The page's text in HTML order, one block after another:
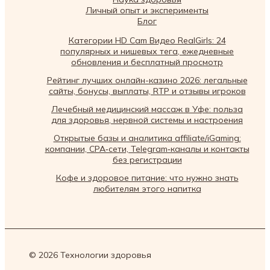
Личный опыт и эксперименты
Блог
Категории HD Cam Видео RealGirls: 24
популярных и нишевых тега, ежедневные
обновления и бесплатный просмотр
Рейтинг лучших онлайн-казино 2026: легальные
сайты, бонусы, выплаты, RTP и отзывы игроков
Лечебный медицинский массаж в Уфе: польза
для здоровья, нервной системы и настроения
Открытые базы и аналитика affiliate/iGaming:
компании, CPA‑сети, Telegram‑каналы и контакты
без регистрации
Кофе и здоровое питание: что нужно знать
любителям этого напитка
© 2026 Технологии здоровья